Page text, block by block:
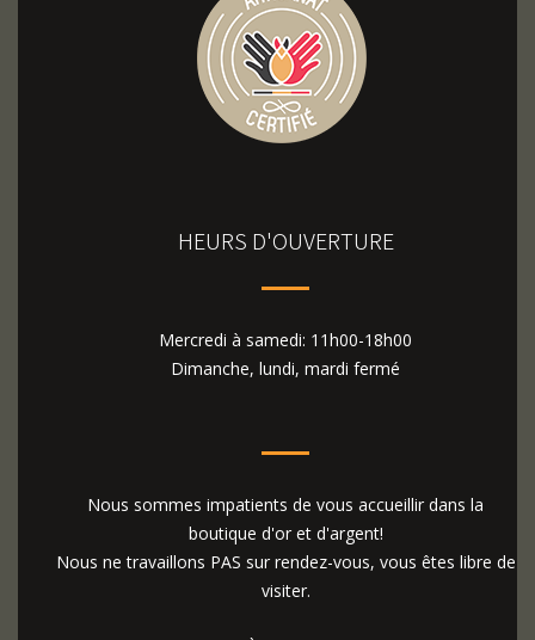
HEURS D'OUVERTURE
Mercredi à samedi: 11h00-18h00
Dimanche, lundi, mardi fermé
Nous sommes impatients de vous accueillir dans la
boutique d'or et d'argent!
Nous ne travaillons PAS sur rendez-vous, vous êtes libre de
visiter.